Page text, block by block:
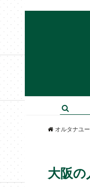
オルタナユ
大阪の